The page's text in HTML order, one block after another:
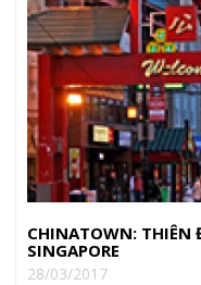
CHINATOWN: THIÊN
SINGAPORE
28/03/2017